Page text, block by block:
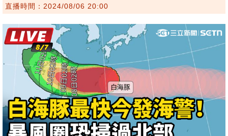
直播時間：2024/08/06 20:00